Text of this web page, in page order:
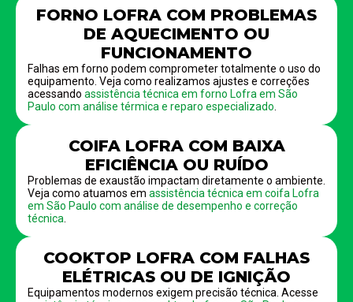
FORNO LOFRA COM PROBLEMAS
DE AQUECIMENTO OU
FUNCIONAMENTO
Falhas em forno podem comprometer totalmente o uso do
equipamento. Veja como realizamos ajustes e correções
acessando assistência técnica em forno Lofra em São
Paulo com análise térmica e reparo especializado
COIFA LOFRA COM BAIXA
EFICIÊNCIA OU RUÍDO
Problemas de exaustão impactam diretamente o ambiente.
Veja como atuamos em assistência técnica em coifa Lofra
em São Paulo com análise de desempenho e correção
técnica
COOKTOP LOFRA COM FALHAS
ELÉTRICAS OU DE IGNIÇÃO
Equipamentos modernos exigem precisão técnica. Acesse